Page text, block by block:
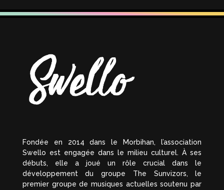
Fondée en 2014 dans le Morbihan, l’association
Swello est engagée dans le milieu culturel. À ses
débuts, elle a joué un rôle crucial dans le
développement du groupe The Sunvizors, le
premier groupe de musiques actuelles soutenu par